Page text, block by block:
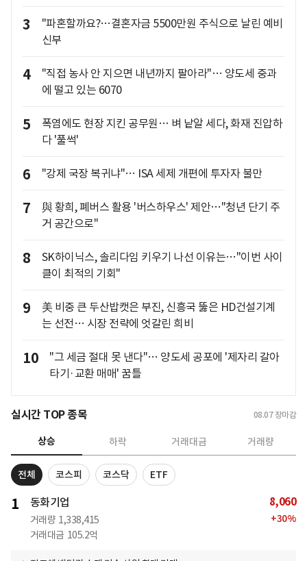
3
"파혼할까요?…결혼자금 5500만원 주식으로 날린 예비
신부
4
"직접 농사 안 지으면 내년까지 팔아라"… 양도세 중과
에 떨고 있는 6070
5
폭염에도 현장 지킨 공무원… 벼 낱알 세다, 화재 진압하
다 '풀썩'
6 "강제 국장 복귀냐"… ISA 세제 개편에 투자자 불만
7
與 황희, 폐버스 활용 '버스하우스' 제안…"청년 단기 주
거 공간으로"
8
SK하이닉스, 솔리다임 키우기 나선 이유는…"이번 사이
클이 최적의 기회"
9
美 비중 큰 두산밥캣은 부진, 신흥국 뚫은 HD건설기계
는 선전… 시장 전략에 엇갈린 희비
10
"그 세금 절대 못 낸다"… 양도세 공포에 '제자리 갈아
타기·교환 매매' 꿈틀
실시간 TOP 종목 08.07 장마감
상승 하락 거래대금 거래량
전체 코스피 코스닥 ETF
1 동화기업
거래량 1,338,415
거래대금 105.2억
8,060
+30%